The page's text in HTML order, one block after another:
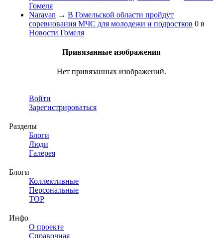
Гомеля
Narayan → В Гомельской области пройдут
соревнования МЧС для молодежи и подростков 0 в
Новости Гомеля
Привязанные изображения
Нет привязанных изображений.
Войти
Зарегистрироваться
Разделы
Блоги
Люди
Галерея
Блоги
Коллективные
Персональные
TOP
Инфо
О проекте
Справочная